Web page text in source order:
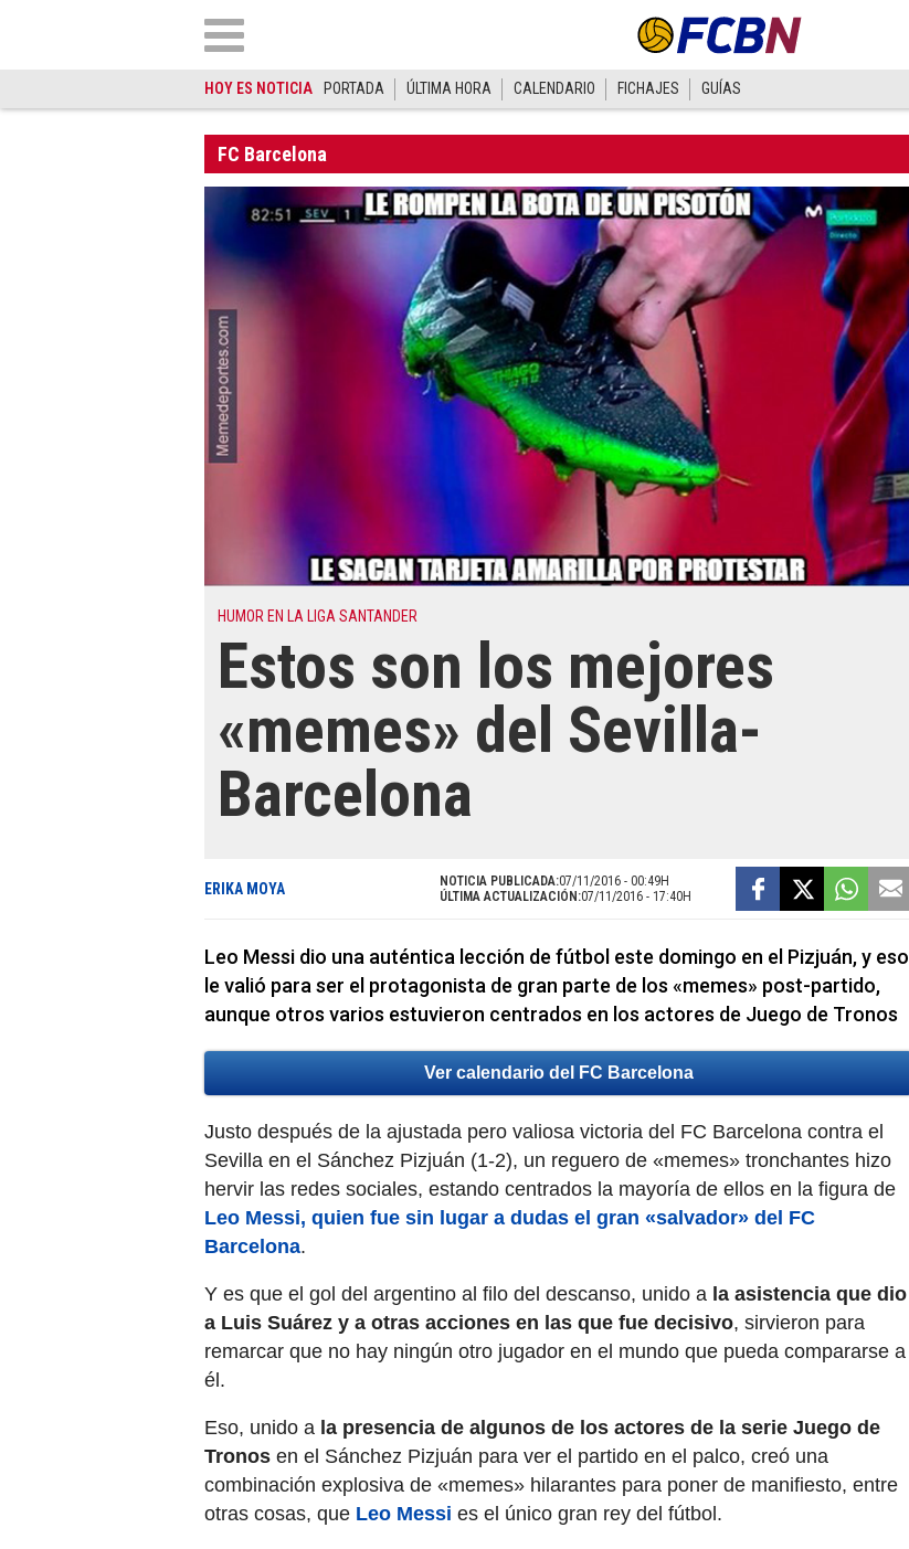
HOY ES NOTICIA PORTADA ÚLTIMA HORA CALENDARIO FICHAJES GUÍAS
FC Barcelona
HUMOR EN LA LIGA SANTANDER
Estos son los mejores
«memes» del Sevilla-
Barcelona
ERIKA MOYA NOTICIA PUBLICADA:07/11/2016 - 00:49H
ÚLTIMA ACTUALIZACIÓN:07/11/2016 - 17:40H
Leo Messi dio una auténtica lección de fútbol este domingo en el Pizjuán, y eso
le valió para ser el protagonista de gran parte de los «memes» post-partido,
aunque otros varios estuvieron centrados en los actores de Juego de Tronos
Ver calendario del FC Barcelona
Justo después de la ajustada pero valiosa victoria del FC Barcelona contra el
Sevilla en el Sánchez Pizjuán (1-2), un reguero de «memes» tronchantes hizo
hervir las redes sociales, estando centrados la mayoría de ellos en la figura de
Leo Messi, quien fue sin lugar a dudas el gran «salvador» del FC
Barcelona.
Y es que el gol del argentino al filo del descanso, unido a la asistencia que dio
a Luis Suárez y a otras acciones en las que fue decisivo, sirvieron para
remarcar que no hay ningún otro jugador en el mundo que pueda compararse a
él.
Eso, unido a la presencia de algunos de los actores de la serie Juego de
Tronos en el Sánchez Pizjuán para ver el partido en el palco, creó una
combinación explosiva de «memes» hilarantes para poner de manifiesto, entre
otras cosas, que Leo Messi es el único gran rey del fútbol.